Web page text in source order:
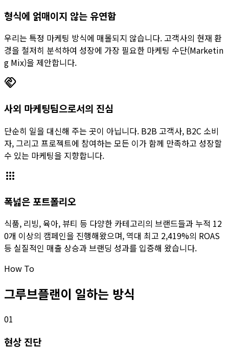
형식에 얽매이지 않는 유연함
우리는 특정 마케팅 방식에 매몰되지 않습니다. 고객사의 현재 환
경을 철저히 분석하여 성장에 가장 필요한 마케팅 수단(Marketin
g Mix)을 제안합니다.
handshake
사외 마케팅팀으로서의 진심
단순히 일을 대신해 주는 곳이 아닙니다. B2B 고객사, B2C 소비
자, 그리고 프로젝트에 참여하는 모든 이가 함께 만족하고 성장할
수 있는 마케팅을 지향합니다.
apps
폭넓은 포트폴리오
식품, 리빙, 육아, 뷰티 등 다양한 카테고리의 브랜드들과 누적 12
0개 이상의 캠페인을 진행해왔으며, 역대 최고 2,419%의 ROAS
등 실질적인 매출 상승과 브랜딩 성과를 입증해 왔습니다.
How To
그루브플랜이 일하는 방식
01
현상 진단